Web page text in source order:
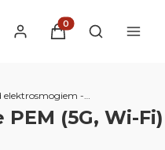
Produkty w
Otwórz
Ochrona domu przed elektrosmogiem - w tym 5G
(5G, Wi-Fi)